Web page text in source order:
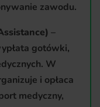
zawodu.
–
gotówki,
W
i opłaca
medyczny,